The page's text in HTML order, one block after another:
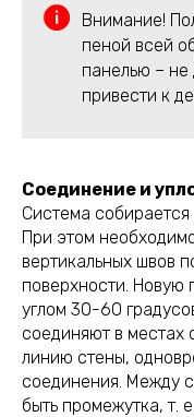
Внимание!
пеной всей
панелью – не
привести к
Соединение и
Система собирается
При этом
вертикальных швов
поверхности. Новую
углом 30-60
соединяют в местах
линию стены,
соединения. Между
быть промежутка, т.